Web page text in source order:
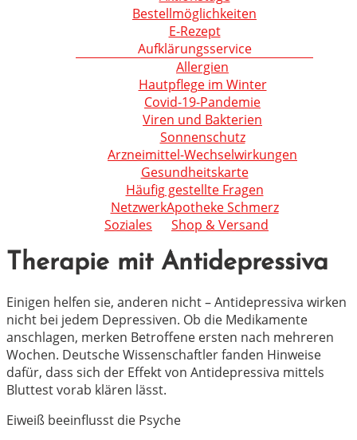
Bestellmöglichkeiten
E-Rezept
Aufklärungsservice
Allergien
Hautpflege im Winter
Covid-19-Pandemie
Viren und Bakterien
Sonnenschutz
Arzneimittel-Wechselwirkungen
Gesundheitskarte
Häufig gestellte Fragen
NetzwerkApotheke Schmerz
Soziales
Shop & Versand
Therapie mit Antidepressiva
Einigen helfen sie, anderen nicht – Antidepressiva wirken
nicht bei jedem Depressiven. Ob die Medikamente
anschlagen, merken Betroffene ersten nach mehreren
Wochen. Deutsche Wissenschaftler fanden Hinweise
dafür, dass sich der Effekt von Antidepressiva mittels
Bluttest vorab klären lässt.
Eiweiß beeinflusst die Psyche